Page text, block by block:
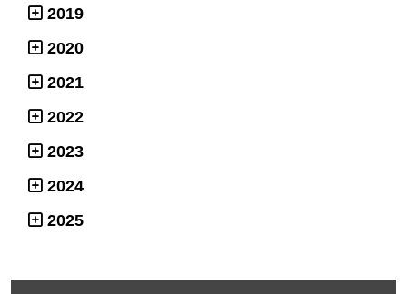
2019
2020
2021
2022
2023
2024
2025